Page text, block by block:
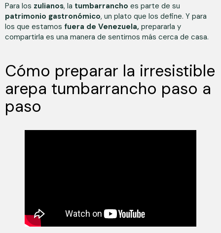
Para los zulianos, la tumbarrancho es parte de su
patrimonio gastronómico, un plato que los define. Y para
los que estamos fuera de Venezuela, prepararla y
compartirla es una manera de sentirnos más cerca de casa.
Cómo preparar la irresistible
arepa tumbarrancho paso a
paso